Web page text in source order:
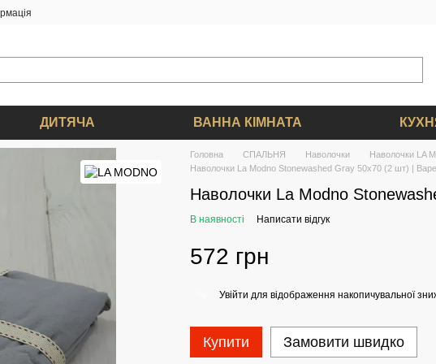
ДИТЯЧА ВАННА КІМНАТА
Головна СПАЛЬНЯ Наволочки
Наволочки LA
Наволочки La Modno Stonewashed Gray 50x70 (2 шт) |
Наволочки La Modno
В наявності Написати відгук
572 грн
Увійти для відображення накопичувальної
Купити Замовити швидко